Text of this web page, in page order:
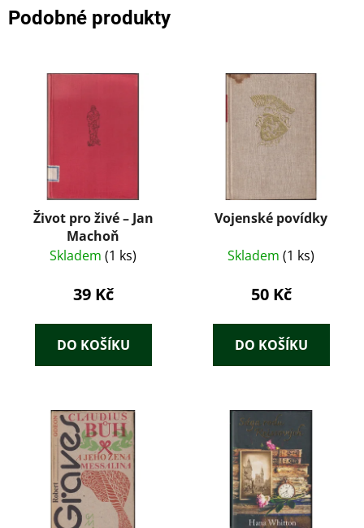
Podobné produkty
Život pro živé – Jan
Machoň
Skladem (1 ks)
39 Kč
DO KOŠÍKU
Vojenské povídky
Skladem (1 ks)
50 Kč
DO KOŠÍKU